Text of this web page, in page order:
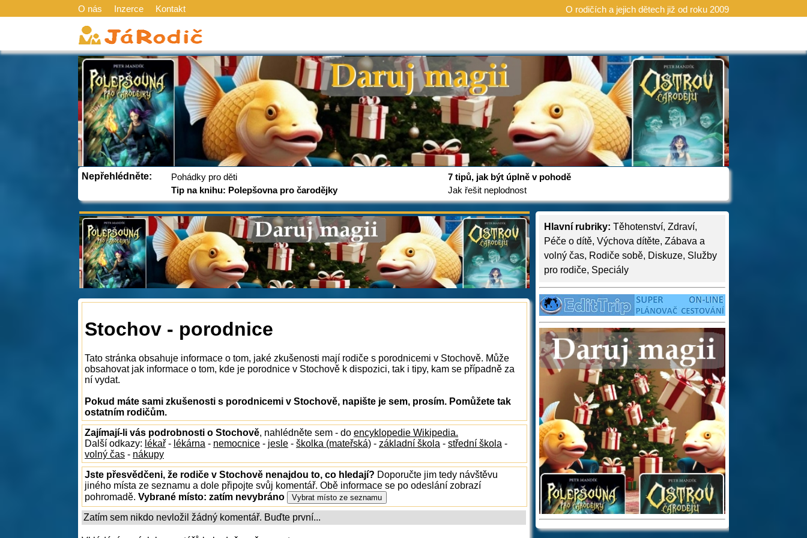
O nás Inzerce Kontakt O rodičích a jejich dětech již od roku 2009
Nepřehlédněte:
Pohádky pro děti
Tip na knihu: Polepšovna pro čarodějky
7 tipů, jak být úplně v pohodě
Jak řešit neplodnost
Hlavní rubriky: Těhotenství, Zdraví,
Péče o dítě, Výchova dítěte, Zábava a
volný čas, Rodiče sobě, Diskuze, Služby
pro rodiče, Speciály
Stochov - porodnice
Tato stránka obsahuje informace o tom, jaké zkušenosti mají rodiče s porodnicemi v Stochově. Může
obsahovat jak informace o tom, kde je porodnice v Stochově k dispozici, tak i tipy, kam se případně za
ní vydat.
Pokud máte sami zkušenosti s porodnicemi v Stochově, napište je sem, prosím. Pomůžete tak
ostatním rodičům.
Zajímají-li vás podrobnosti o Stochově, nahlédněte sem - do encyklopedie Wikipedia.
Další odkazy: lékař - lékárna - nemocnice - jesle - školka (mateřská) - základní škola - střední škola -
volný čas - nákupy
Jste přesvědčeni, že rodiče v Stochově nenajdou to, co hledají? Doporučte jim tedy návštěvu
jiného místa ze seznamu a dole připojte svůj komentář. Obě informace se po odeslání zobrazí
pohromadě. Vybrané místo: zatím nevybráno
Zatím sem nikdo nevložil žádný komentář. Buďte první...